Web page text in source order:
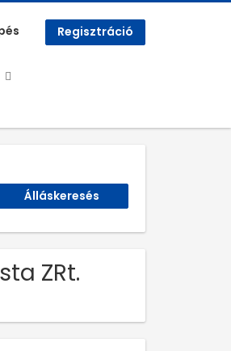
Regisztráció
ZRt.